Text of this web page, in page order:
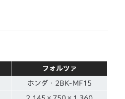
フォルツァ
ホンダ・2BK-MF15